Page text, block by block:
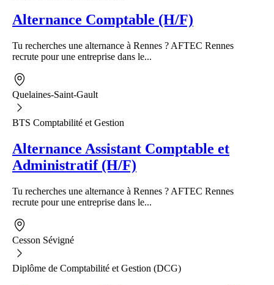
Alternance Comptable (H/F)
Tu recherches une alternance à Rennes ? AFTEC Rennes
recrute pour une entreprise dans le...
Quelaines-Saint-Gault
BTS Comptabilité et Gestion
Alternance Assistant Comptable et
Administratif (H/F)
Tu recherches une alternance à Rennes ? AFTEC Rennes
recrute pour une entreprise dans le...
Cesson Sévigné
Diplôme de Comptabilité et Gestion (DCG)